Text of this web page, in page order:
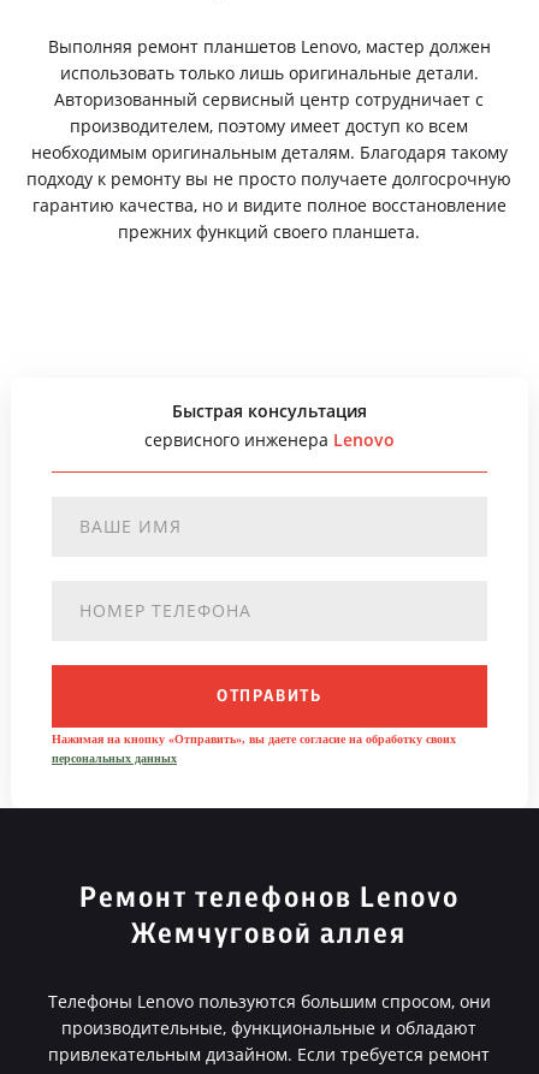
Выполняя ремонт планшетов Lenovo, мастер должен
использовать только лишь оригинальные детали.
Авторизованный сервисный центр сотрудничает с
производителем, поэтому имеет доступ ко всем
необходимым оригинальным деталям. Благодаря такому
подходу к ремонту вы не просто получаете долгосрочную
гарантию качества, но и видите полное восстановление
прежних функций своего планшета.
Быстрая консультация
сервисного инженера Lenovo
ОТПРАВИТЬ
Нажимая на кнопку «Отправить», вы даете согласие на обработку своих
персональных данных
Ремонт телефонов Lenovo
Жемчуговой аллея
Телефоны Lenovo пользуются большим спросом, они
производительные, функциональные и обладают
привлекательным дизайном. Если требуется ремонт